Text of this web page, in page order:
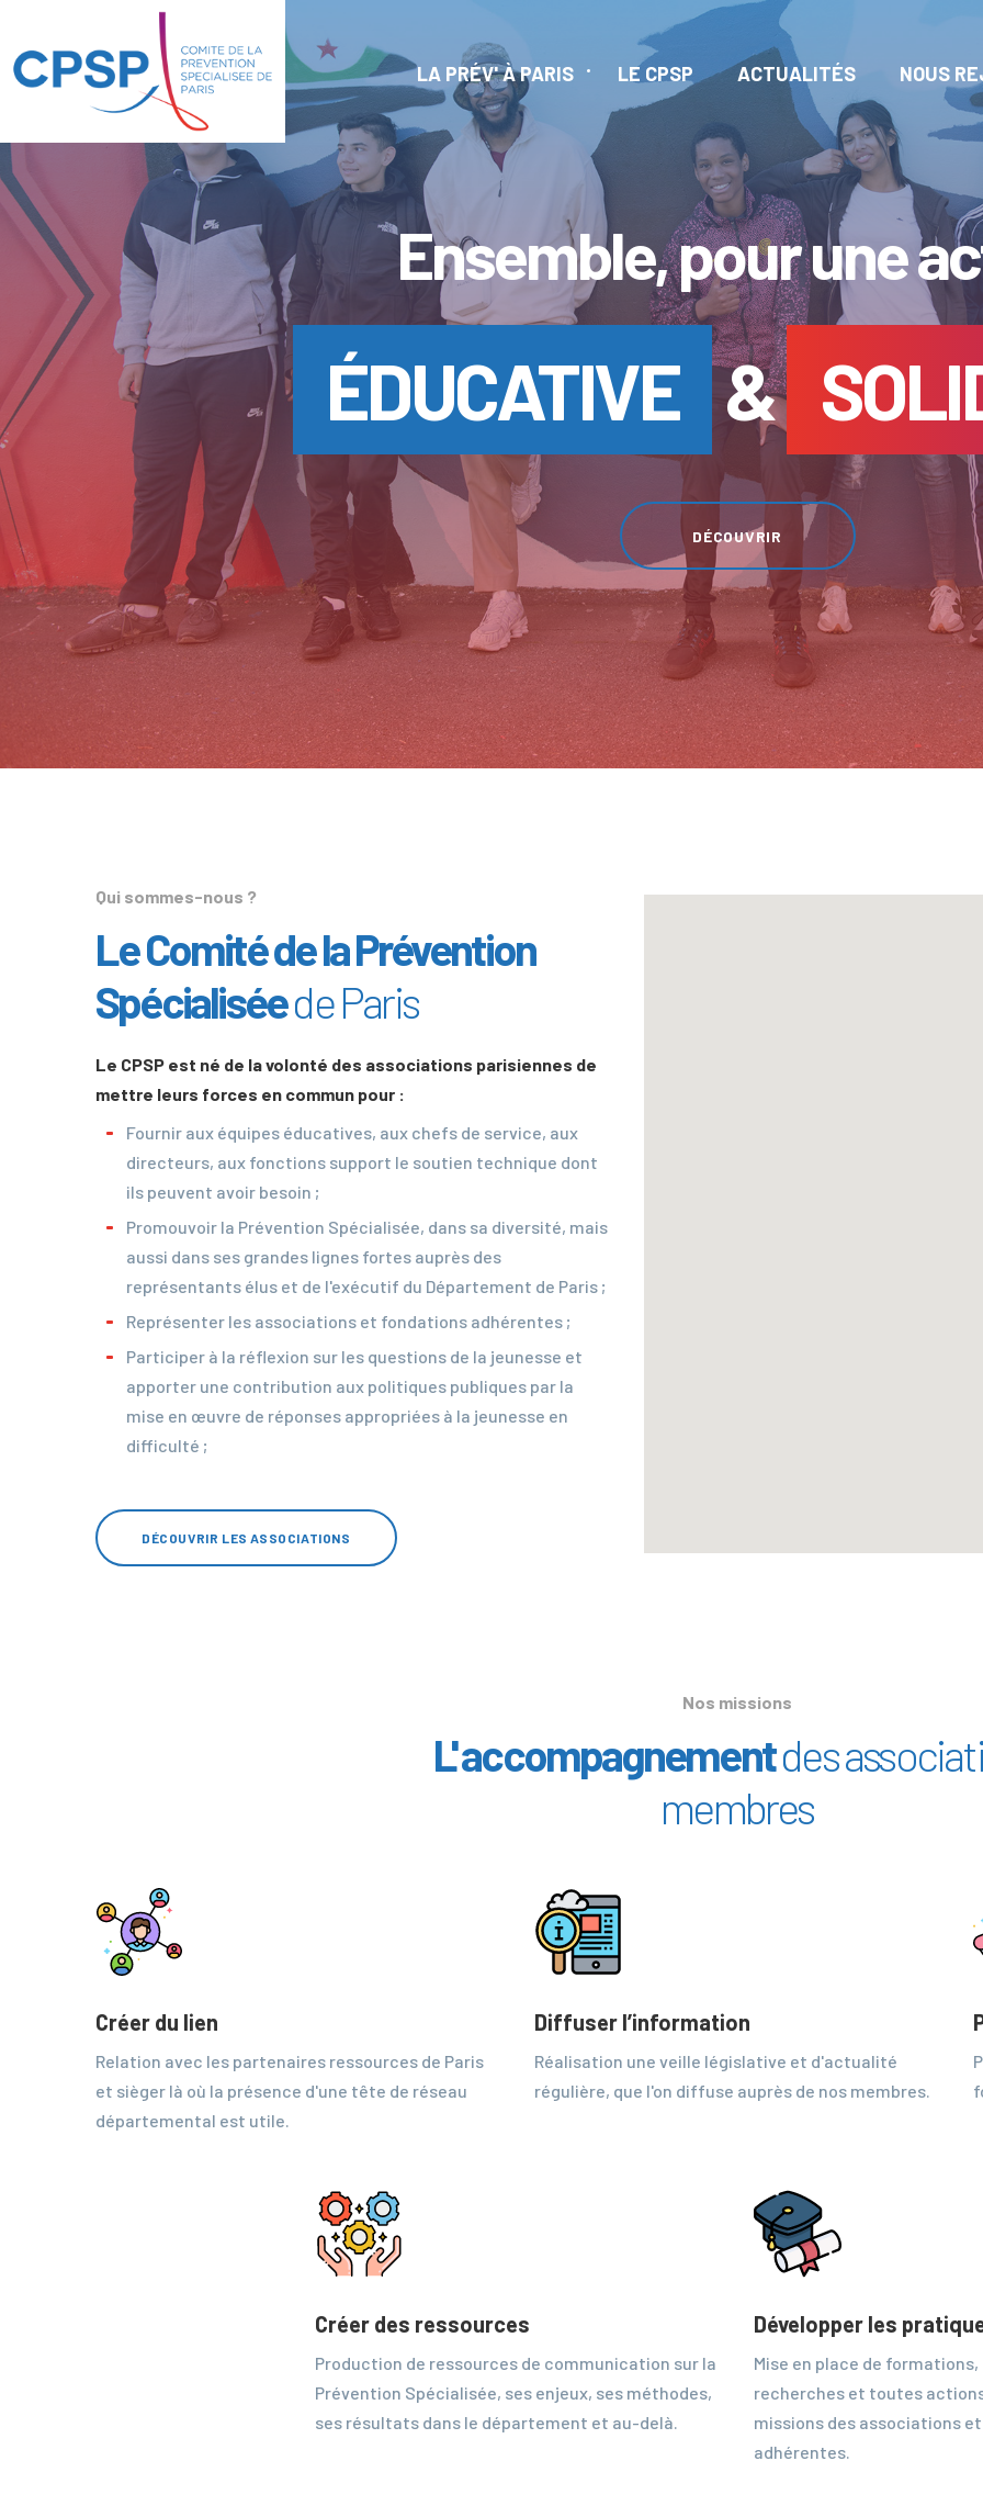
Panneau de gestion des cookies
LA PRÉV' À PARIS LE CPSP ACTUALITÉS NOUS
Ensemble, pour une
ÉDUCATIVE &
DÉCOUVRIR
Qui sommes-nous ?
Le Comité de la Prévention
Spécialiséede Paris
Le CPSP est né de la volonté des associations parisiennes de
mettre leurs forces en commun pour :
Fournir aux équipes éducatives, aux chefs de service, aux
directeurs, aux fonctions support le soutien technique dont
ils peuvent avoir besoin ;
Promouvoir la Prévention Spécialisée, dans sa diversité, mais
aussi dans ses grandes lignes fortes auprès des
représentants élus et de l'exécutif du Département de Paris ;
Représenter les associations et fondations adhérentes ;
Participer à la réflexion sur les questions de la jeunesse et
apporter une contribution aux politiques publiques par la
mise en œuvre de réponses appropriées à la jeunesse en
difficulté ;
DÉCOUVRIR LES ASSOCIATIONS
Nos missions
L' accompagnementdes
membres
Créer du lien
Relation avec les partenaires ressources de Paris
et sièger là où la présence d'une tête de réseau
départemental est utile.
Diffuser l’information
Réalisation une veille législative et d'actualité
régulière, que l'on diffuse auprès de nos membres.
Créer des ressources
Production de ressources de communication sur la
Prévention Spécialisée, ses enjeux, ses méthodes,
ses résultats dans le département et au-delà.
Développer les
Mise en place de
recherches et toutes
missions des associations
adhérentes.